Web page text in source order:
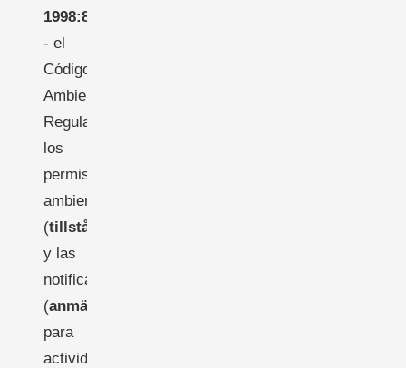
1998:808)
- el
Código
Ambiental.
Regula
los
permisos
ambientales
(tillstånd
y las
notificaciones
(anmälan
para
actividades